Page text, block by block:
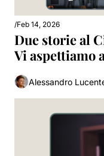
/Feb 14, 2026
Due storie al
Vi aspettiamo
Alessandro